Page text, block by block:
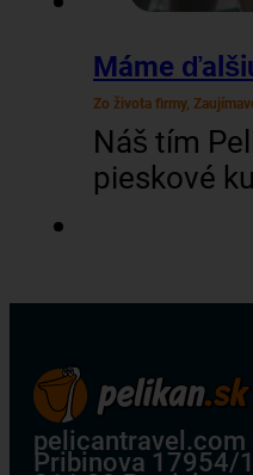
Máme
Zo života firmy,
Náš tím
pieskové
naši
neskutočnú
pelicantravel.com
Pribinova 17954/